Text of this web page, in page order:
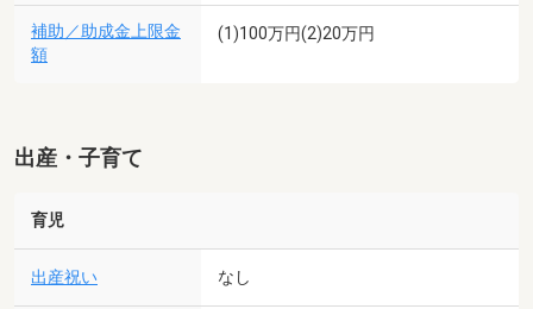
補助／助成金上限金
額
(1)100万円(2)20万円
出産・子育て
育児
出産祝い なし